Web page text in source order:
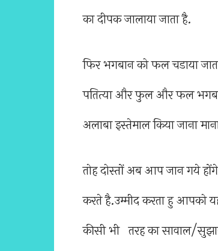
का दीपक जालाया जाता है.
फिर भगबान को फल चडाया
पतित्या और फुल और फल
अलाबा इस्तेमाल किया जाना
तोह दोस्तों अब आप जान गये
करते है.उम्मीद करता हु
कीसी भी तरह का सावाल/